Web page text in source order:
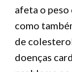
afeta o peso
como
de
doenças